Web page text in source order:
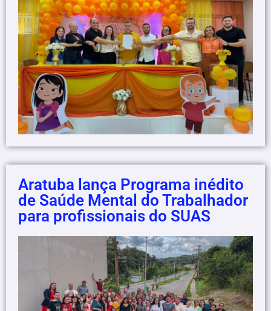
Aratuba lança Programa inédito
de Saúde Mental do Trabalhador
para profissionais do SUAS